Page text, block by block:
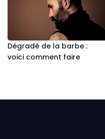
Dégradé de la barbe :
voici comment faire